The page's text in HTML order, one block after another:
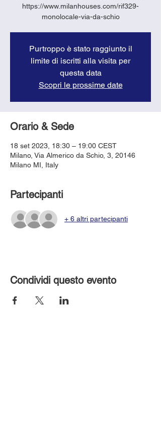
https://www.milanhouses.com/rif329-
monolocale-via-da-schio
Purtroppo è stato raggiunto il
limite di iscritti alla visita per
questa data
Scopri le prossime date
Orario & Sede
18 set 2023, 18:30 – 19:00 CEST
Milano, Via Almerico da Schio, 3, 20146
Milano MI, Italy
Partecipanti
+ 6 altri partecipanti
Condividi questo evento